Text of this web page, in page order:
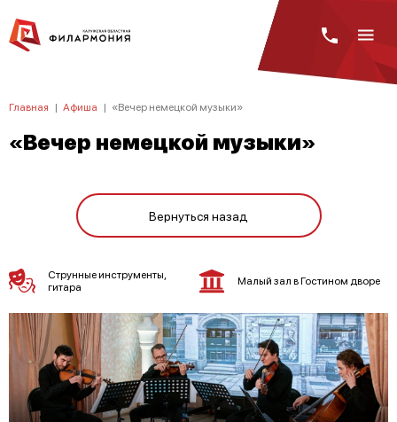
Главная | Афиша | «Вечер немецкой музыки»
«Вечер немецкой музыки»
Вернуться назад
Струнные инструменты,
гитара
Малый зал в Гостином дворе